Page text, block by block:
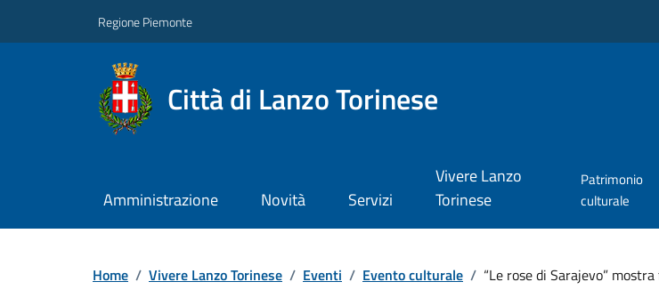
Regione Piemonte
Città di Lanzo Torinese
Amministrazione Novità Servizi
Vivere Lanzo
Torinese
Patrimonio
culturale
Home / Vivere Lanzo Torinese / Eventi / Evento culturale / “Le rose di Sarajevo”